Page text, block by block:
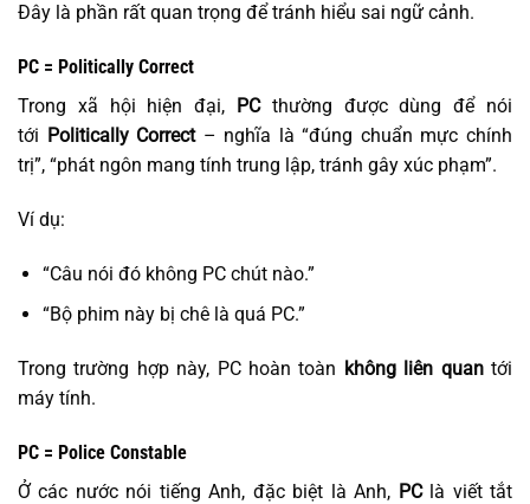
Đây là phần rất quan trọng để tránh hiểu sai ngữ cảnh.
PC = Politically Correct
Trong xã hội hiện đại, PCthường được dùng để nói
tới Politically Correct– nghĩa là “đúng chuẩn mực chính
trị”, “phát ngôn mang tính trung lập, tránh gây xúc phạm”.
Ví dụ:
“Câu nói đó không PC chút nào.”
“Bộ phim này bị chê là quá PC.”
Trong trường hợp này, PC hoàn toàn không liên quantới
máy tính.
PC = Police Constable
Ở các nước nói tiếng Anh, đặc biệt là Anh, PClà viết tắt